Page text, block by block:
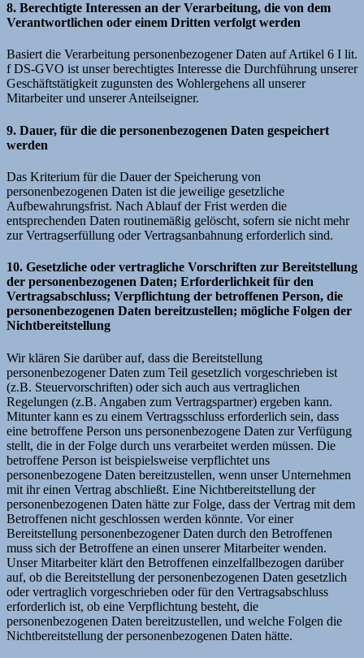
8. Berechtigte Interessen an der Verarbeitung, die von dem
Verantwortlichen oder einem Dritten verfolgt werden
Basiert die Verarbeitung personenbezogener Daten auf Artikel 6 I lit.
f DS-GVO ist unser berechtigtes Interesse die Durchführung unserer
Geschäftstätigkeit zugunsten des Wohlergehens all unserer
Mitarbeiter und unserer Anteilseigner.
9. Dauer, für die die personenbezogenen Daten gespeichert
werden
Das Kriterium für die Dauer der Speicherung von
personenbezogenen Daten ist die jeweilige gesetzliche
Aufbewahrungsfrist. Nach Ablauf der Frist werden die
entsprechenden Daten routinemäßig gelöscht, sofern sie nicht mehr
zur Vertragserfüllung oder Vertragsanbahnung erforderlich sind.
10. Gesetzliche oder vertragliche Vorschriften zur Bereitstellung
der personenbezogenen Daten; Erforderlichkeit für den
Vertragsabschluss; Verpflichtung der betroffenen Person, die
personenbezogenen Daten bereitzustellen; mögliche Folgen der
Nichtbereitstellung
Wir klären Sie darüber auf, dass die Bereitstellung
personenbezogener Daten zum Teil gesetzlich vorgeschrieben ist
(z.B. Steuervorschriften) oder sich auch aus vertraglichen
Regelungen (z.B. Angaben zum Vertragspartner) ergeben kann.
Mitunter kann es zu einem Vertragsschluss erforderlich sein, dass
eine betroffene Person uns personenbezogene Daten zur Verfügung
stellt, die in der Folge durch uns verarbeitet werden müssen. Die
betroffene Person ist beispielsweise verpflichtet uns
personenbezogene Daten bereitzustellen, wenn unser Unternehmen
mit ihr einen Vertrag abschließt. Eine Nichtbereitstellung der
personenbezogenen Daten hätte zur Folge, dass der Vertrag mit dem
Betroffenen nicht geschlossen werden könnte. Vor einer
Bereitstellung personenbezogener Daten durch den Betroffenen
muss sich der Betroffene an einen unserer Mitarbeiter wenden.
Unser Mitarbeiter klärt den Betroffenen einzelfallbezogen darüber
auf, ob die Bereitstellung der personenbezogenen Daten gesetzlich
oder vertraglich vorgeschrieben oder für den Vertragsabschluss
erforderlich ist, ob eine Verpflichtung besteht, die
personenbezogenen Daten bereitzustellen, und welche Folgen die
Nichtbereitstellung der personenbezogenen Daten hätte.